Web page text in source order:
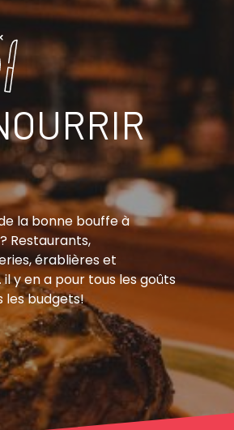
la bonne bouffe à
Restaurants,
érablières et
y en a pour tous les goûts
les budgets!